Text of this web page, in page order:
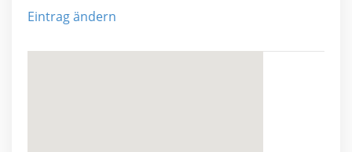
Eintrag ändern